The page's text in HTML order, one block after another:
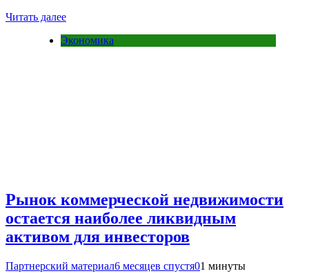
Читать далее
Экономика
Рынок коммерческой недвижимости
остается наиболее ликвидным
активом для инвесторов
Партнерский материал6 месяцев спустя01 минуты